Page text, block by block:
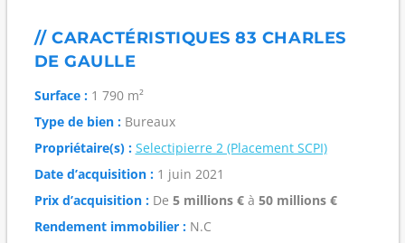
// CARACTÉRISTIQUES 83 CHARLES
DE GAULLE
Surface :1 790 m²
Type de bien :Bureaux
Propriétaire(s) : Selectipierre 2 (Placement SCPI)
Date d’acquisition :1 juin 2021
Prix d’acquisition :De 5 millions €à 50 millions €
Rendement immobilier :N.C